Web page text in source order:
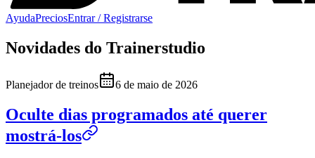
AyudaPreciosEntrar / Registrarse
Novidades do Trainerstudio
Planejador de treinos 6 de maio de 2026
Oculte dias programados até querer
mostrá-los